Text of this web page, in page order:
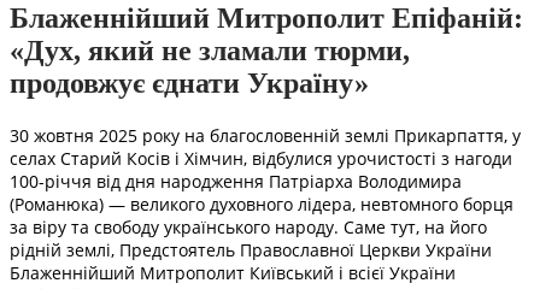
Блаженнійший Митрополит Епіфаній:
«Дух, який не зламали тюрми,
продовжує єднати Україну»
30 жовтня 2025 року на благословенній землі Прикарпаття, у
селах Старий Косів і Хімчин, відбулися урочистості з нагоди
100-річчя від дня народження Патріарха Володимира
(Романюка) — великого духовного лідера, невтомного борця
за віру та свободу українського народу. Саме тут, на його
рідній землі, Предстоятель Православної Церкви України
Блаженнійший Митрополит Київський і всієї України